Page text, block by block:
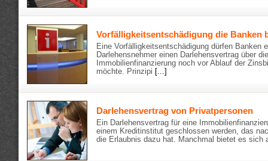
Vorfälligkeitsentschädigung die Banken
Eine Vorfälligkeitsentschädigung dürfen Banken
Darlehensnehmer einen Darlehensvertrag über die
Immobilienfinanzierung noch vor Ablauf der
möchte. Prinzipi
[...]
Darlehensvertrag von Privatpersonen
Ein Darlehensvertrag für eine
einem Kreditinstitut geschlossen werden, das
die Erlaubnis dazu hat. Manchmal bietet es sich